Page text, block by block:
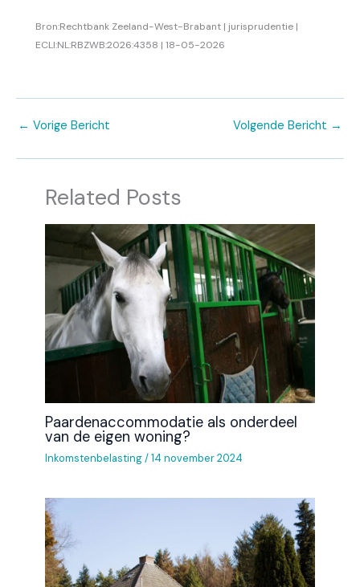
Bron:Rechtbank Zeeland-West-Brabant | jurisprudentie |
ECLI:NL:RBZWB:2026:4358 | 18-05-2026
← Vorige Bericht Volgende Bericht →
Related Posts
Paardenaccommodatie als onderdeel
van de eigen woning?
Inkomstenbelasting/14 november 2024